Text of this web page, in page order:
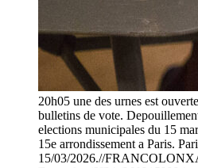
20h05 une des urnes est
bulletins de vote.
elections municipales du 15
15e arrondissement a Paris.
15/03/2026.//